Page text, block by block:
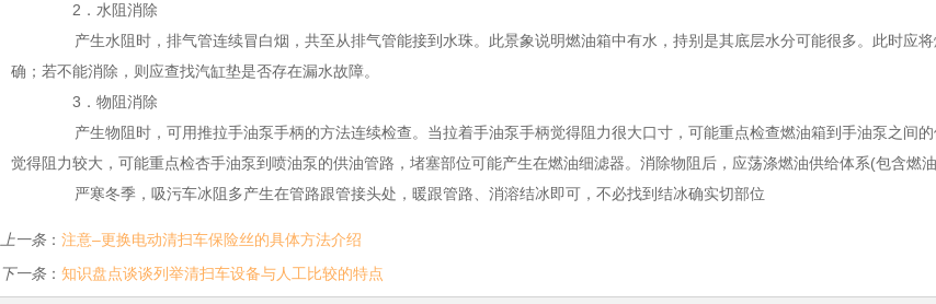
2．水阻消除
产生水阻时，排气管连续冒白烟，共至从排气管能接到水珠。此景象说明燃油箱中有水，持别是其底层水分可能很多。此时应
确；若不能消除，则应查找汽缸垫是否存在漏水故障。
3．物阻消除
产生物阻时，可用推拉手油泵手柄的方法连续检查。当拉着手油泵手柄觉得阻力很大口寸，可能重点检查燃油箱到手油泵之间
觉得阻力较大，可能重点检杏手油泵到喷油泵的供油管路，堵塞部位可能产生在燃油细滤器。消除物阻后，应荡涤燃油供给体系(包含燃油
严寒冬季，吸污车冰阻多产生在管路跟管接头处，暖跟管路、消溶结冰即可，不必找到结冰确实切部位
上一条： 注意–更换电动清扫车保险丝的具体方法介绍
下一条： 知识盘点谈谈列举清扫车设备与人工比较的特点